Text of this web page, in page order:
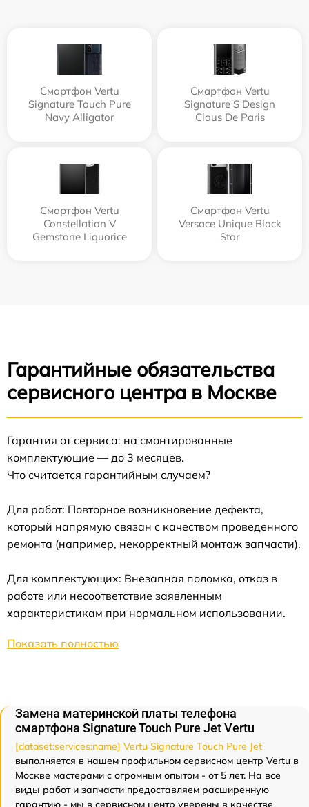
Смартфон Vertu
Signature Touch Pure
Navy Alligator
Смартфон Vertu
Signature S Design
Clous De Paris
Смартфон Vertu
Constellation V
Gemstone Liquorice
Смартфон Vertu
Versace Unique Black
Star
Гарантийные обязательства
сервисного центра в Москве
Гарантия от сервиса: на смонтированные
комплектующие — до 3 месяцев.
Что считается гарантийным случаем?
Для работ: Повторное возникновение дефекта,
который напрямую связан с качеством проведенного
ремонта (например, некорректный монтаж запчасти).
Для комплектующих: Внезапная поломка, отказ в
работе или несоответствие заявленным
характеристикам при нормальном использовании.
Показать полностью
Замена материнской платы телефона
смартфона Signature Touch Pure Jet Vertu
[dataset:services:name] Vertu Signature Touch Pure Jet
выполняется в нашем профильном сервисном центр Vertu в
Москве мастерами с огромным опытом - от 5 лет. На все
виды работ и запчасти предоставляем расширенную
гарантию - мы в сервисном центр уверены в качестве